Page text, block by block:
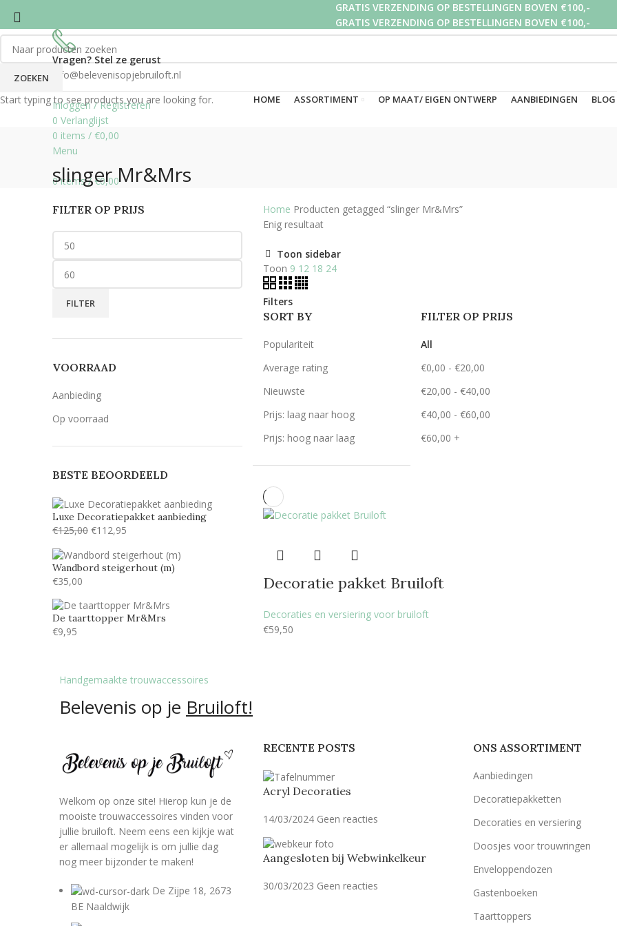
GRATIS VERZENDING OP BESTELLINGEN BOVEN €100,-
GRATIS VERZENDING OP BESTELLINGEN BOVEN €100,-
GRATIS VERZENDING OP BESTELLINGEN BOVEN €100,-
Vragen? Stel ze gerust
info@belevenisopjebruiloft.nl
Inloggen / Registreren
0 Verlanglijst
0 items / €0,00
Menu
0items / €0,00
HOME ASSORTIMENT OP MAAT/ EIGEN ONTWERP AANBIEDINGEN BLOG
slinger Mr&Mrs
FILTER OP PRIJS
FILTER
VOORRAAD
Aanbieding
Op voorraad
BESTE BEOORDEELD
Luxe Decoratiepakket aanbieding
€125,00 €112,95
Wandbord steigerhout (m)
€35,00
De taarttopper Mr&Mrs
€9,95
Home Producten getagged “slinger Mr&Mrs”
Enig resultaat
Toon sidebar
Toon 9 12 18 24
Filters
SORT BY
Populariteit
Average rating
Nieuwste
Prijs: laag naar hoog
Prijs: hoog naar laag
FILTER OP PRIJS
All
€0,00 - €20,00
€20,00 - €40,00
€40,00 - €60,00
€60,00 +
Decoratie pakket Bruiloft
Decoraties en versiering voor bruiloft
€59,50
Handgemaakte trouwaccessoires
Belevenis op je Bruiloft!
Welkom op onze site! Hierop kun je de
mooiste trouwaccessoires vinden voor
jullie bruiloft. Neem eens een kijkje wat
er allemaal mogelijk is om jullie dag
nog meer bijzonder te maken!
De Zijpe 18, 2673
BE Naaldwijk
RECENTE POSTS
Acryl Decoraties
14/03/2024 Geen reacties
Aangesloten bij Webwinkelkeur
30/03/2023 Geen reacties
ONS ASSORTIMENT
Aanbiedingen
Decoratiepakketten
Decoraties en versiering
Doosjes voor trouwringen
Enveloppendozen
Gastenboeken
Taarttoppers
ZOEKEN
Start typing to see products you are looking for.